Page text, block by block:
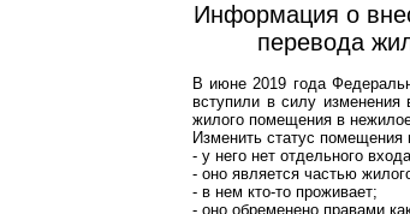
Информация о
перевода
В июне 2019 года
вступили в силу
жилого помещения в
Изменить статус
- у него нет отдельного
- оно является частью
- в нем кто-то проживает;
- оно обременено правами